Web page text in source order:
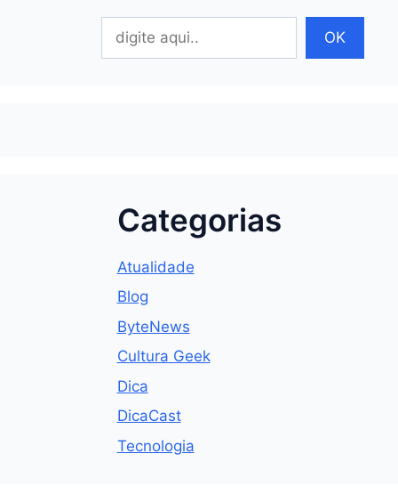
OK
Categorias
Atualidade
Blog
ByteNews
Cultura Geek
Dica
DicaCast
Tecnologia